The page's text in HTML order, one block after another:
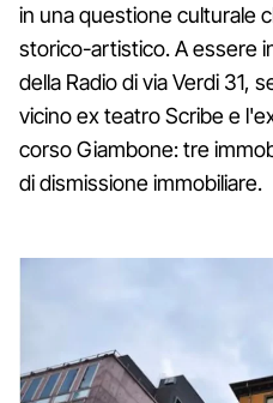
in una questione culturale
storico-artistico. A essere
della Radio di via Verdi 31,
vicino ex teatro Scribe e
corso Giambone: tre
di dismissione immobiliare.